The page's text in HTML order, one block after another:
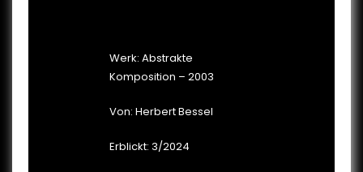
Werk: Abstrakte
Komposition – 2003
Von: Herbert Bessel
Erblickt: 3/2024